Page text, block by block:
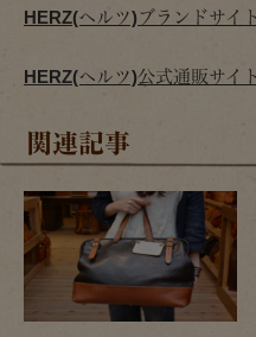
HERZ(ヘルツ)ブランドサイト
HERZ(ヘルツ)公式通販サイト
関連記事